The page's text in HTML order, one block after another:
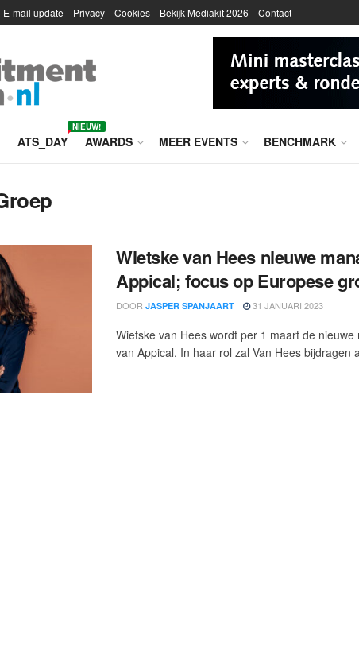
E-mail update Privacy Cookies Bekijk Mediakit 2026 Contact
ATS_DAY
NIEUW!
AWARDS MEER EVENTS BENCHMARK
Wietske van Hees nieuwe
Appical; focus op Europese
DOOR JASPER SPANJAART 31 JANUARI 2023
Wietske van Hees wordt per 1 maart de
van Appical. In haar rol zal Van Hees bijdragen